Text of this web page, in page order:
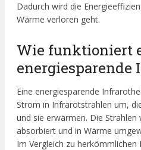
Dadurch wird die
Wärme verloren geht.
Wie funktioniert
energiesparende
Eine energiesparende
Strom in Infrarotstrahlen um,
und sie erwärmen. Die
absorbiert und in Wärme
Im Vergleich zu herkömmlichen